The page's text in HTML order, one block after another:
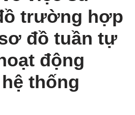
trường hợp
đồ tuần tự
động
thống